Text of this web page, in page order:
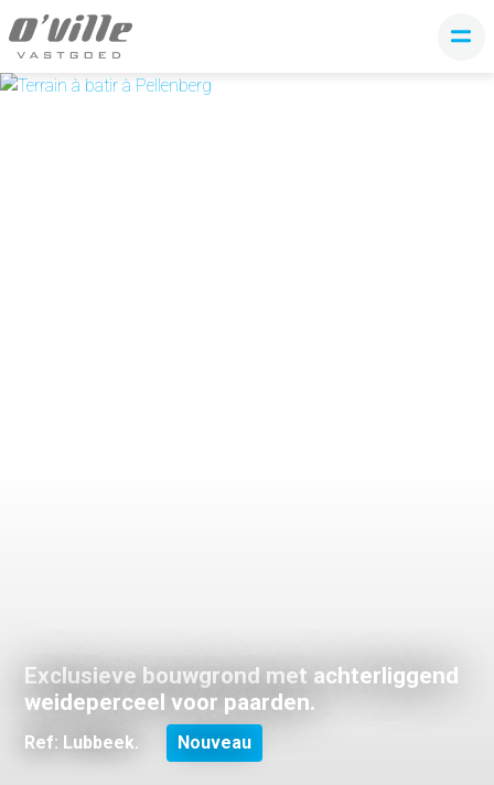
Exclusieve bouwgrond met achterliggend
weideperceel voor paarden.
Ref: Lubbeek. Nouveau